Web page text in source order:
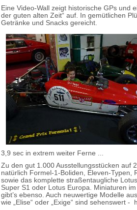
Eine Video-Wall zeigt historische GPs und
der guten alten Zeit“ auf. In gemütlichen
Getränke und Snacks gereicht.
3,9 sec in extrem weiter Ferne ...
Zu den gut 1.000 Ausstellungsstücken auf
natürlich Formel-1-Boliden, Eleven-Typen,
sowie das komplette straßentaugliche
Super S1 oder Lotus Europa. Miniaturen
gibt’s ebenso. Auch neuwertige Modelle
wie „Elise“ oder „Exige“ sind sehenswert -